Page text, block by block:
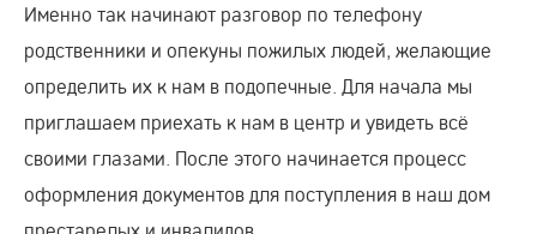
Именно так начинают разговор по телефону
родственники и опекуны пожилых людей, желающие
определить их к нам в подопечные. Для начала мы
приглашаем приехать к нам в центр и увидеть всё
своими глазами. После этого начинается процесс
оформления документов для поступления в наш дом